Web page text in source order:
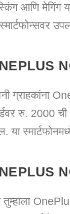
आणि मेगिंग
ग्राहकांना
रु. 2000
या